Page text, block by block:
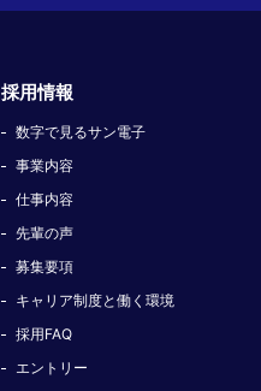
採用情報
数字で見るサン電子
事業内容
仕事内容
先輩の声
募集要項
キャリア制度と働く環境
採用FAQ
エントリー